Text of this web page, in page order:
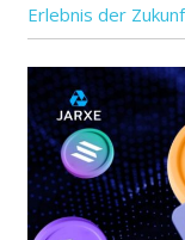
Erlebnis der